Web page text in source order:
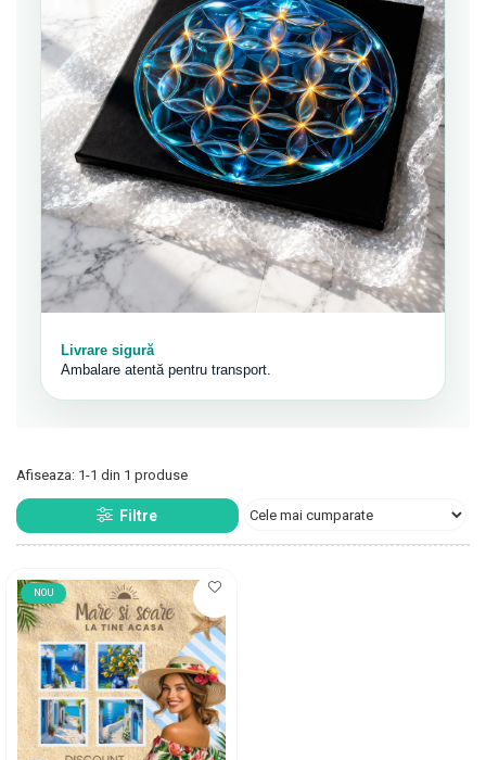
Livrare sigură
Ambalare atentă pentru transport.
Afiseaza: 1-1 din 1 produse
Filtre
NOU